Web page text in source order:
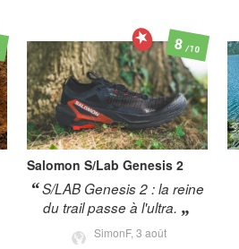
Salomon S/Lab Genesis 2
S/LAB Genesis 2 : la reine
du trail passe à l'ultra.
SimonF, 3 août
8/10